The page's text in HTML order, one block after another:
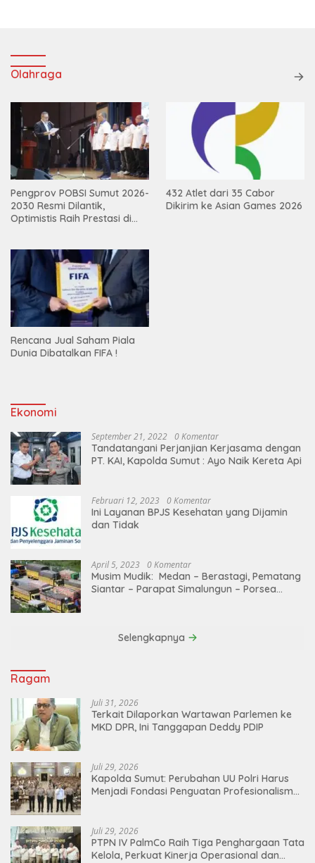
Olahraga
Pengprov POBSI Sumut 2026-
2030 Resmi Dilantik,
Optimistis Raih Prestasi di
432 Atlet dari 35 Cabor
Dikirim ke Asian Games 2026
Rencana Jual Saham Piala
Dunia Dibatalkan FIFA !
Ekonomi
September 21, 2022 0 Komentar
Tandatangani Perjanjian Kerjasama dengan
PT. KAI, Kapolda Sumut : Ayo Naik Kereta Api
Februari 12, 2023 0 Komentar
Ini Layanan BPJS Kesehatan yang Dijamin
dan Tidak
April 5, 2023 0 Komentar
Musim Mudik: Medan – Berastagi, Pematang
Siantar – Parapat Simalungun – Porsea
Selengkapnya
Ragam
Juli 31, 2026
Terkait Dilaporkan Wartawan Parlemen ke
MKD DPR, Ini Tanggapan Deddy PDIP
Juli 29, 2026
Kapolda Sumut: Perubahan UU Polri Harus
Menjadi Fondasi Penguatan Profesionalisme
Juli 29, 2026
PTPN IV PalmCo Raih Tiga Penghargaan Tata
Kelola, Perkuat Kinerja Operasional dan